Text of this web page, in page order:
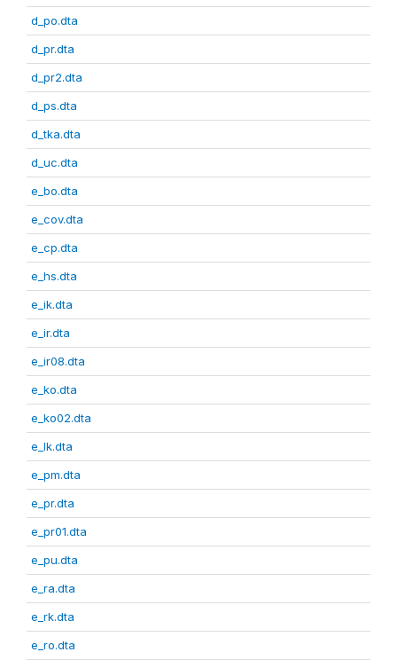
d_po.dta
d_pr.dta
d_pr2.dta
d_ps.dta
d_tka.dta
d_uc.dta
e_bo.dta
e_cov.dta
e_cp.dta
e_hs.dta
e_ik.dta
e_ir.dta
e_ir08.dta
e_ko.dta
e_ko02.dta
e_lk.dta
e_pm.dta
e_pr.dta
e_pr01.dta
e_pu.dta
e_ra.dta
e_rk.dta
e_ro.dta